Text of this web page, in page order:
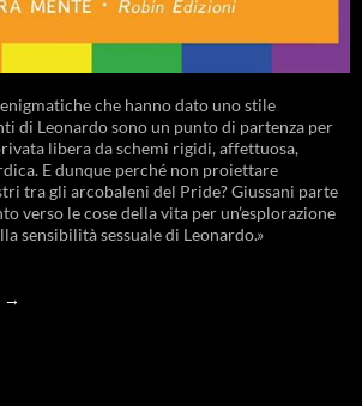
che hanno dato uno stile
di Leonardo sono un punto di partenza per
libera da schemi rigidi, affettuosa,
E dunque perché non proiettare
tra gli arcobaleni del Pride? Giussani parte
verso le cose della vita per un’esplorazione
sensibilità sessuale di Leonardo.»
→